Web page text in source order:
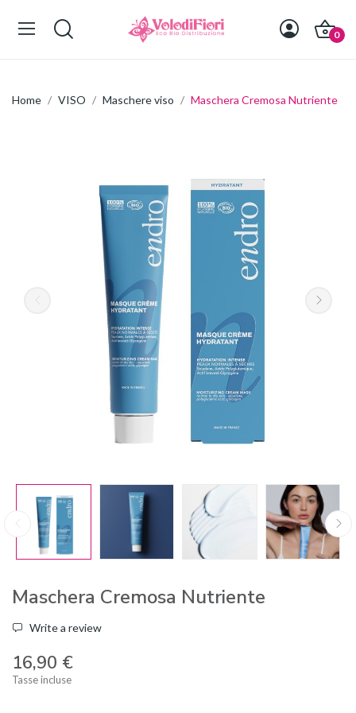
0
Home VISO Maschere viso Maschera Cremosa Nutriente
Maschera Cremosa Nutriente
Write a review
16,90 €
Tasse incluse